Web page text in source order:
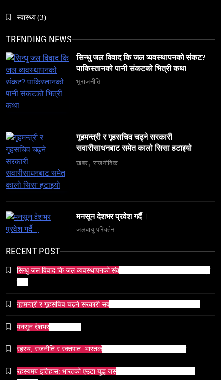
६ महिनामा ३३३ विदेशी नागरिक निष्कासित — ओभरस्टे,
March 23, 2026
भारतको सांस्कृतिक सम्पत्ति पुनर्स्थापना कूटनीति: एक नयाँ
वैश्विक अभियान
स्वास्थ्य (3)
TRENDING NEWS
सिन्धु जल विवाद कि जल व्यवस्थापनको संकट?
पाकिस्तानको पानी संकटको भित्री कथा
भूराजनीति
गृहमन्त्री र गृहसचिव चढ्ने सरकारी
सवारीसाधनबाट समेत कालो सिसा हटाइयो
खबर राजनीतिक
मनसून देशभर प्रवेश गर्दै ।
जलवायु परिवर्तन
RECENT POST
सिन्धु जल विवाद कि जल व्यवस्थापनको संकट? पाकिस्तानको पानी संकटको भित्री
गृहमन्त्री र गृहसचिव चढ्ने सरकारी सवारीसाधनबाट समेत कालो सिसा हटाइयो
मनसून देशभर प्रवेश गर्दै ।
रहस्य, राजनीति र रक्तपात: भारतको इतिहासमा ‘मयूर सिंहासन’को कथा
रहस्यमय इतिहास: भारतको एउटा युद्ध जसले सम्राटलाई हिंसाबाट शान्तितर्फ